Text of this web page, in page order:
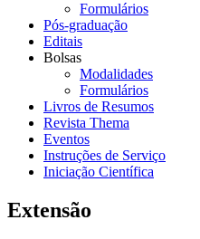
Formulários
Pós-graduação
Editais
Bolsas
Modalidades
Formulários
Livros de Resumos
Revista Thema
Eventos
Instruções de Serviço
Iniciação Científica
Extensão